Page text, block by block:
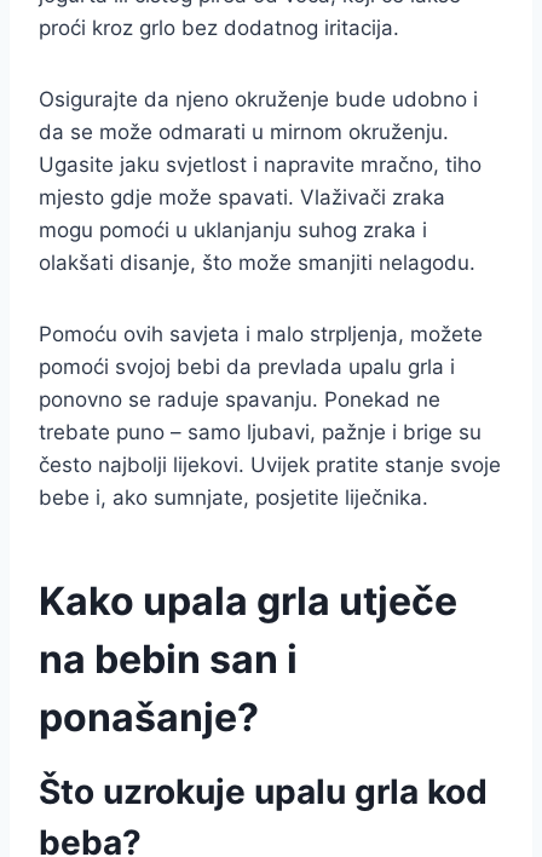
proći kroz grlo bez dodatnog iritacija.
Osigurajte da njeno okruženje bude udobno i
da se može odmarati u mirnom okruženju.
Ugasite jaku svjetlost i napravite mračno, tiho
mjesto gdje može spavati. Vlaživači zraka
mogu pomoći u uklanjanju suhog zraka i
olakšati disanje, što može smanjiti nelagodu.
Pomoću ovih savjeta i malo strpljenja, možete
pomoći svojoj bebi da prevlada upalu grla i
ponovno se raduje spavanju. Ponekad ne
trebate puno – samo ljubavi, pažnje i brige su
često najbolji lijekovi. Uvijek pratite stanje svoje
bebe i, ako sumnjate, posjetite liječnika.
Kako upala grla utječe
na bebin san i
ponašanje?
Što uzrokuje upalu grla kod
beba?